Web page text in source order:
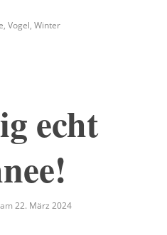
,Vogel,Winter
echt
22. März 2024